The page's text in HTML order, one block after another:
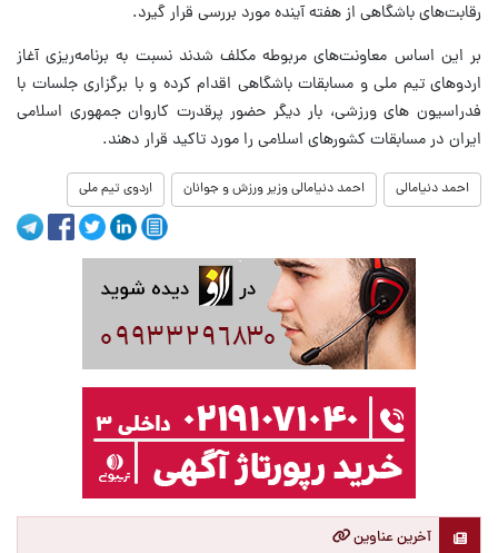
رقابت‌های باشگاهی از هفته آینده مورد بررسی قرار گیرد.
بر این اساس معاونت‌های مربوطه مکلف شدند نسبت به برنامه‌ریزی آغاز
اردوهای تیم ملی و مسابقات باشگاهی اقدام کرده و با برگزاری جلسات با
فدراسیون های ورزشی، بار دیگر حضور پرقدرت کاروان جمهوری اسلامی
ایران در مسابقات کشورهای اسلامی را مورد تاکید قرار دهند.
احمد دنیامالی احمد دنیامالی وزیر ورزش و جوانان اردوی تیم ملی
آخرین عناوین